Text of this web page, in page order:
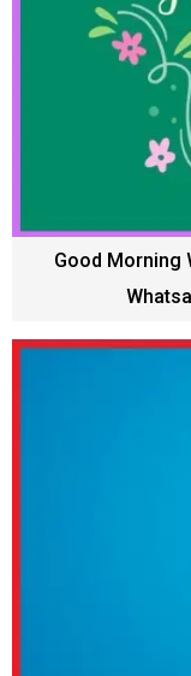
Good Morning